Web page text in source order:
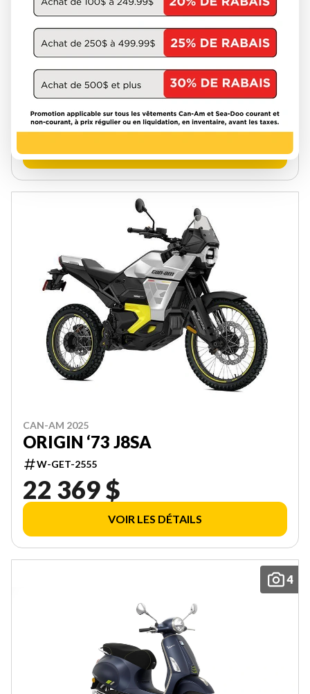
MOTO GUZZI 2025
V85TT
24619
16 090 $
VOIR LES DÉTAILS
CAN-AM 2025
ORIGIN ‘73 J8SA
W-GET-2555
22 369 $
VOIR LES DÉTAILS
4